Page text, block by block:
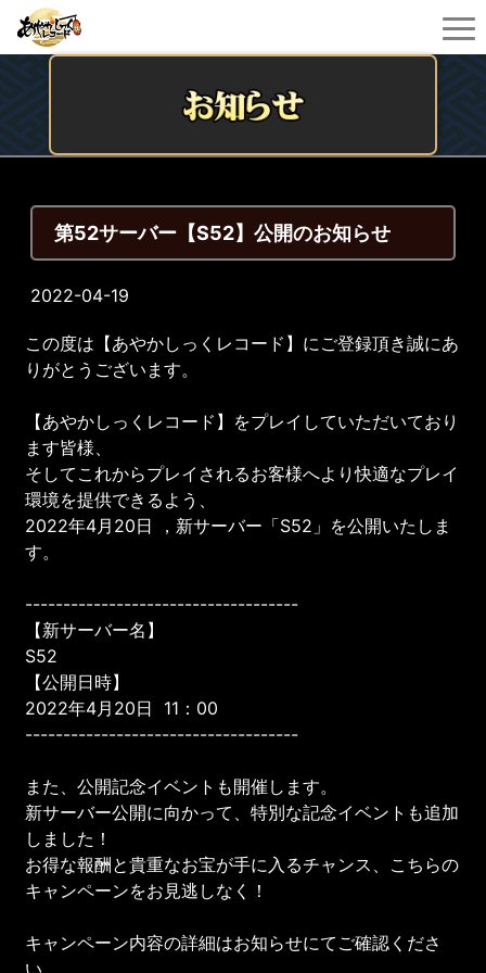
第52サーバー【S52】公開のお知らせ
2022-04-19
この度は【あやかしっくレコード】にご登録頂き誠にあ
りがとうございます。
【あやかしっくレコード】をプレイしていただいており
ます皆様、
そしてこれからプレイされるお客様へより快適なプレイ
環境を提供できるよう、
2022年4月20日 ，新サーバー「S52」を公開いたしま
す。
------------------------------------
【新サーバー名】
S52
【公開日時】
2022年4月20日 11：00
------------------------------------
また、公開記念イベントも開催します。
新サーバー公開に向かって、特別な記念イベントも追加
しました！
お得な報酬と貴重なお宝が手に入るチャンス、こちらの
キャンペーンをお見逃しなく！
キャンペーン内容の詳細はお知らせにてご確認くださ
い。